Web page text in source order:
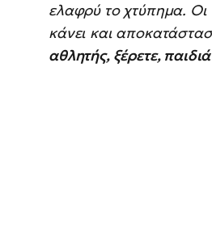
ελαφρύ το χτύπημα. Οι
κάνει και
αθλητής, ξέρετε,